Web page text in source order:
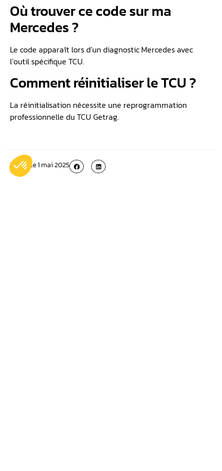
Où trouver ce code sur ma
Mercedes ?
Le code apparaît lors d’un diagnostic Mercedes avec
l’outil spécifique TCU.
Comment réinitialiser le TCU ?
La réinitialisation nécessite une reprogrammation
professionnelle du TCU Getrag.
Publié le1 mai 2025